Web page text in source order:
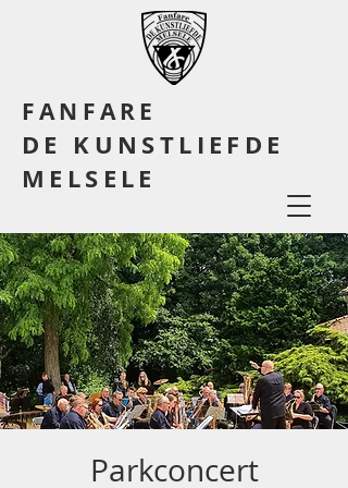
FANFARE
DE KUNSTLIEFDE
MELSELE
Parkconcert